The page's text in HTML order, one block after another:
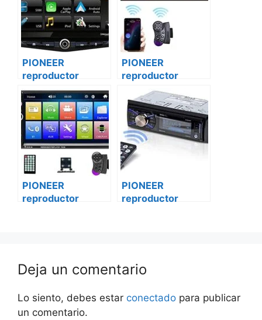
PIONEER
reproductor
vehículo de
medios digitales
mvh-s215bt-2
mercedes vito
PIONEER
reproductor
vehículo de
medios digitales
mvh-s215bt-2
PIONEER
reproductor
PIONEER
reproductor
Deja un comentario
Lo siento, debes estar conectado para publicar
un comentario.